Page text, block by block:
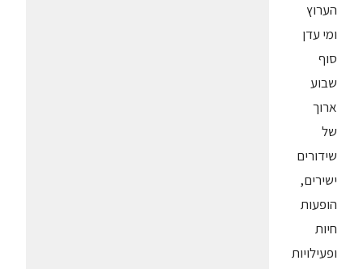
הערוץ
ומי עדן
סוף
שבוע
ארוך
של
שידורים
ישירים,
הופעות
חיות
ופעילויות